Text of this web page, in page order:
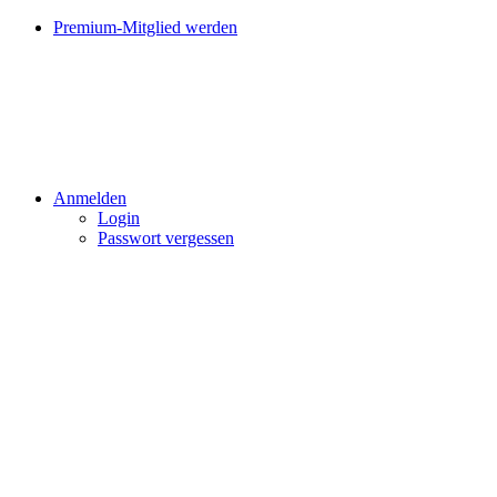
Premium-Mitglied werden
Anmelden
Login
Passwort vergessen